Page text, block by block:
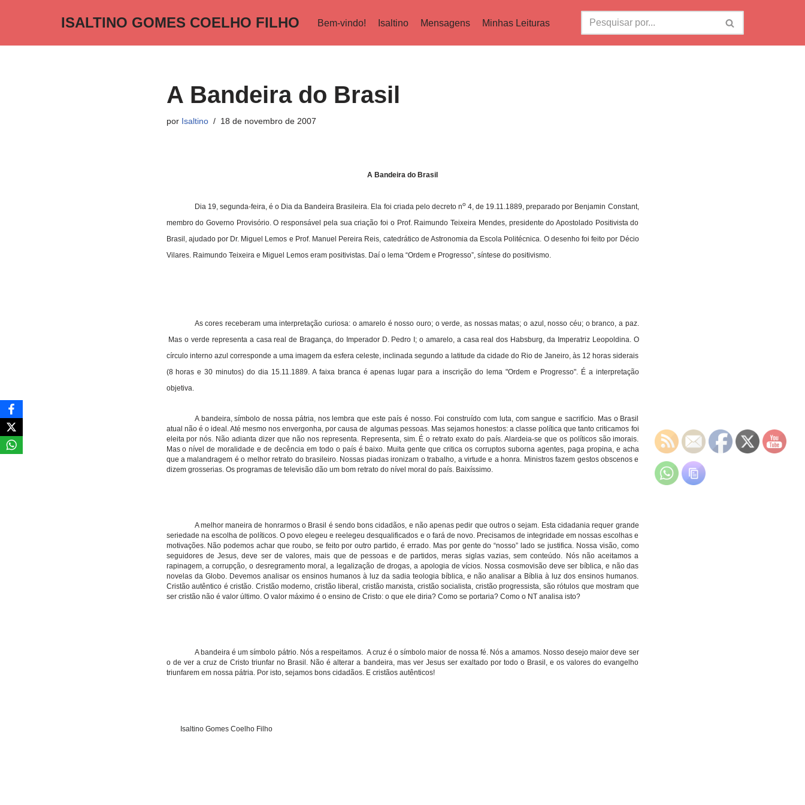
ISALTINO GOMES COELHO FILHO Bem-vindo! Isaltino Mensagens Minhas Leituras
A Bandeira do Brasil
por Isaltino 18 de novembro de 2007
A Bandeira do Brasil
Dia 19, segunda-feira, é o Dia da Bandeira Brasileira. Ela foi criada pelo decreto no 4, de 19.11.1889, preparado por Benjamin Constant,
membro do Governo Provisório. O responsável pela sua criação foi o Prof. Raimundo Teixeira Mendes, presidente do Apostolado Positivista do
Brasil, ajudado por Dr. Miguel Lemos e Prof. Manuel Pereira Reis, catedrático de Astronomia da Escola Politécnica. O desenho foi feito por Décio
Vilares. Raimundo Teixeira e Miguel Lemos eram positivistas. Daí o lema “Ordem e Progresso”, síntese do positivismo.
As cores receberam uma interpretação curiosa: o amarelo é nosso ouro; o verde, as nossas matas; o azul, nosso céu; o branco, a paz.
Mas o verde representa a casa real de Bragança, do Imperador D. Pedro I; o amarelo, a casa real dos Habsburg, da Imperatriz Leopoldina. O
círculo interno azul corresponde a uma imagem da esfera celeste, inclinada segundo a latitude da cidade do Rio de Janeiro, às 12 horas siderais
(8 horas e 30 minutos) do dia 15.11.1889. A faixa branca é apenas lugar para a inscrição do lema "Ordem e Progresso". É a interpretação
objetiva.
A bandeira, símbolo de nossa pátria, nos lembra que este país é nosso. Foi construído com luta, com sangue e sacrifício. Mas o Brasil
atual não é o ideal. Até mesmo nos envergonha, por causa de algumas pessoas. Mas sejamos honestos: a classe política que tanto criticamos foi
eleita por nós. Não adianta dizer que não nos representa. Representa, sim. É o retrato exato do país. Alardeia-se que os políticos são imorais.
Mas o nível de moralidade e de decência em todo o país é baixo. Muita gente que critica os corruptos suborna agentes, paga propina, e acha
que a malandragem é o melhor retrato do brasileiro. Nossas piadas ironizam o trabalho, a virtude e a honra. Ministros fazem gestos obscenos e
dizem grosserias. Os programas de televisão dão um bom retrato do nível moral do país. Baixíssimo.
A melhor maneira de honrarmos o Brasil é sendo bons cidadãos, e não apenas pedir que outros o sejam. Esta cidadania requer grande
seriedade na escolha de políticos. O povo elegeu e reelegeu desqualificados e o fará de novo. Precisamos de integridade em nossas escolhas e
motivações. Não podemos achar que roubo, se feito por outro partido, é errado. Mas por gente do “nosso” lado se justifica. Nossa visão, como
seguidores de Jesus, deve ser de valores, mais que de pessoas e de partidos, meras siglas vazias, sem conteúdo. Nós não aceitamos a
rapinagem, a corrupção, o desregramento moral, a legalização de drogas, a apologia de vícios. Nossa cosmovisão deve ser bíblica, e não das
novelas da Globo. Devemos analisar os ensinos humanos à luz da sadia teologia bíblica, e não analisar a Bíblia à luz dos ensinos humanos.
Cristão autêntico é cristão. Cristão moderno, cristão liberal, cristão marxista, cristão socialista, cristão progressista, são rótulos que mostram que
ser cristão não é valor último. O valor máximo é o ensino de Cristo: o que ele diria? Como se portaria? Como o NT analisa isto?
A bandeira é um símbolo pátrio. Nós a respeitamos. A cruz é o símbolo maior de nossa fé. Nós a amamos. Nosso desejo maior deve ser
o de ver a cruz de Cristo triunfar no Brasil. Não é alterar a bandeira, mas ver Jesus ser exaltado por todo o Brasil, e os valores do evangelho
triunfarem em nossa pátria. Por isto, sejamos bons cidadãos. E cristãos autênticos!
Isaltino Gomes Coelho Filho